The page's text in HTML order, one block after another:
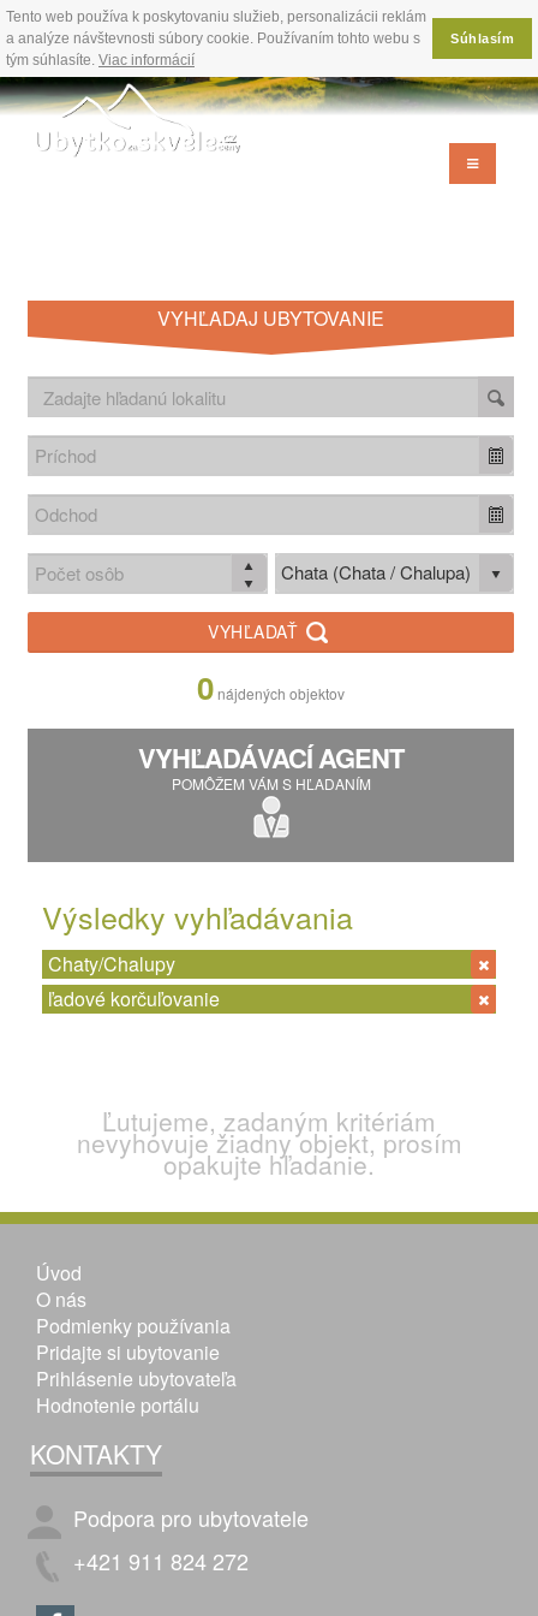
Tento web používa k poskytovaniu služieb, personalizácii reklám
a analýze návštevnosti súbory cookie. Používaním tohto webu s
tým súhlasíte. Viac informácií
Súhlasím
VYHĽADAJ UBYTOVANIE
Chata (Chata / Chalupa)
VYHĽADAŤ
0 nájdených objektov
VYHĽADÁVACÍ AGENT
POMÔŽEM VÁM S HĽADANÍM
Výsledky vyhľadávania
Chaty/Chalupy
ľadové korčuľovanie
Ľutujeme, zadaným kritériám
nevyhovuje žiadny objekt, prosím
opakujte hľadanie.
Úvod
O nás
Podmienky používania
Pridajte si ubytovanie
Prihlásenie ubytovateľa
Hodnotenie portálu
KONTAKTY
Podpora pro ubytovatele
+421 911 824 272